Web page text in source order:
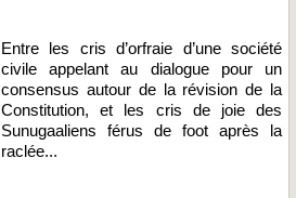
Entre les cris d’orfraie d’une société
civile appelant au dialogue pour un
consensus autour de la révision de la
Constitution, et les cris de joie des
Sunugaaliens férus de foot après la
raclée...